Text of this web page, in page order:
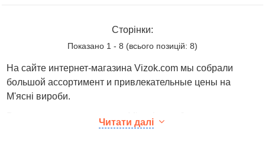
Сторінки:
Показано 1 - 8 (всього позицій: 8)
На сайте интернет-магазина Vizok.com мы собрали
большой ассортимент и привлекательные цены на
М'ясні вироби.
В каталоге представлены - М'ясні вироби от ведущих
мировых производителей. Вы можете ознакомиться с
Читати далі